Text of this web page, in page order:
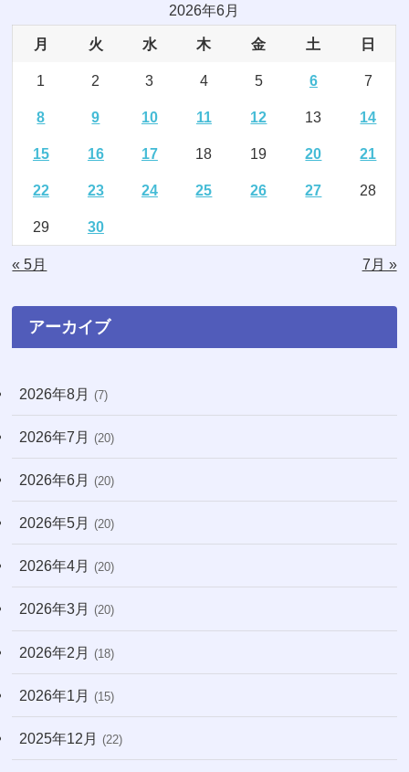
(1)
(5)
(7)
(2)
(4)
(16)
(10)
(3)
(15)
(3)
(1)
(22)
(170)
2026年6月
月 火 水 木 金 土 日
1 2 3 4 5 6 7
8 9 10 11 12 13 14
15 16 17 18 19 20 21
22 23 24 25 26 27 28
29 30
« 5月 7月 »
アーカイブ
2026年8月 (7)
2026年7月 (20)
2026年6月 (20)
2026年5月 (20)
2026年4月 (20)
2026年3月 (20)
2026年2月 (18)
2026年1月 (15)
2025年12月 (22)